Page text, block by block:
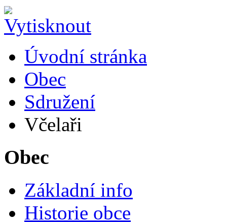
Úvodní stránka
Obec
Sdružení
Včelaři
Obec
Základní info
Historie obce